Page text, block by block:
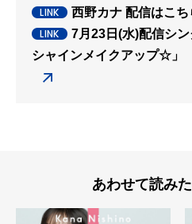
西野カナ 配信はこち
7月23日(水)配信シ
シャインメイクアップ☆」
あわせて読み